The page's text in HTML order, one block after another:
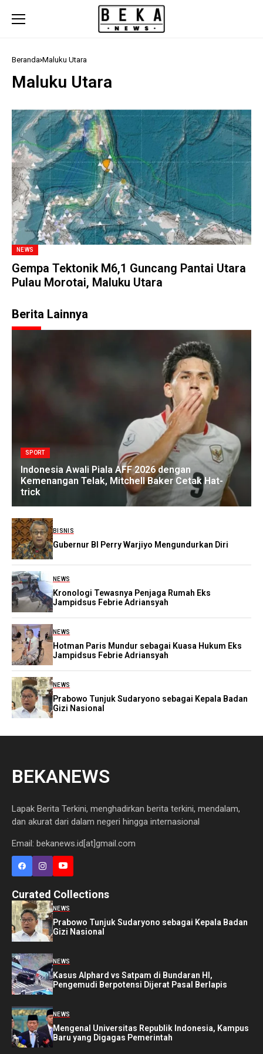
Beranda Maluku Utara
Maluku Utara
NEWS
Gempa Tektonik M6,1 Guncang Pantai Utara
Pulau Morotai, Maluku Utara
Berita Lainnya
SPORT
Indonesia Awali Piala AFF 2026 dengan
Kemenangan Telak, Mitchell Baker Cetak Hat-
trick
BISNIS
Gubernur BI Perry Warjiyo Mengundurkan Diri
NEWS
Kronologi Tewasnya Penjaga Rumah Eks
Jampidsus Febrie Adriansyah
NEWS
Hotman Paris Mundur sebagai Kuasa Hukum Eks
Jampidsus Febrie Adriansyah
NEWS
Prabowo Tunjuk Sudaryono sebagai Kepala Badan
Gizi Nasional
BEKANEWS
Lapak Berita Terkini, menghadirkan berita terkini, mendalam,
dan akurat dari dalam negeri hingga internasional
Email: bekanews.id[at]gmail.com
Curated Collections
NEWS
Prabowo Tunjuk Sudaryono sebagai Kepala Badan
Gizi Nasional
NEWS
Kasus Alphard vs Satpam di Bundaran HI,
Pengemudi Berpotensi Dijerat Pasal Berlapis
NEWS
Mengenal Universitas Republik Indonesia, Kampus
Baru yang Digagas Pemerintah